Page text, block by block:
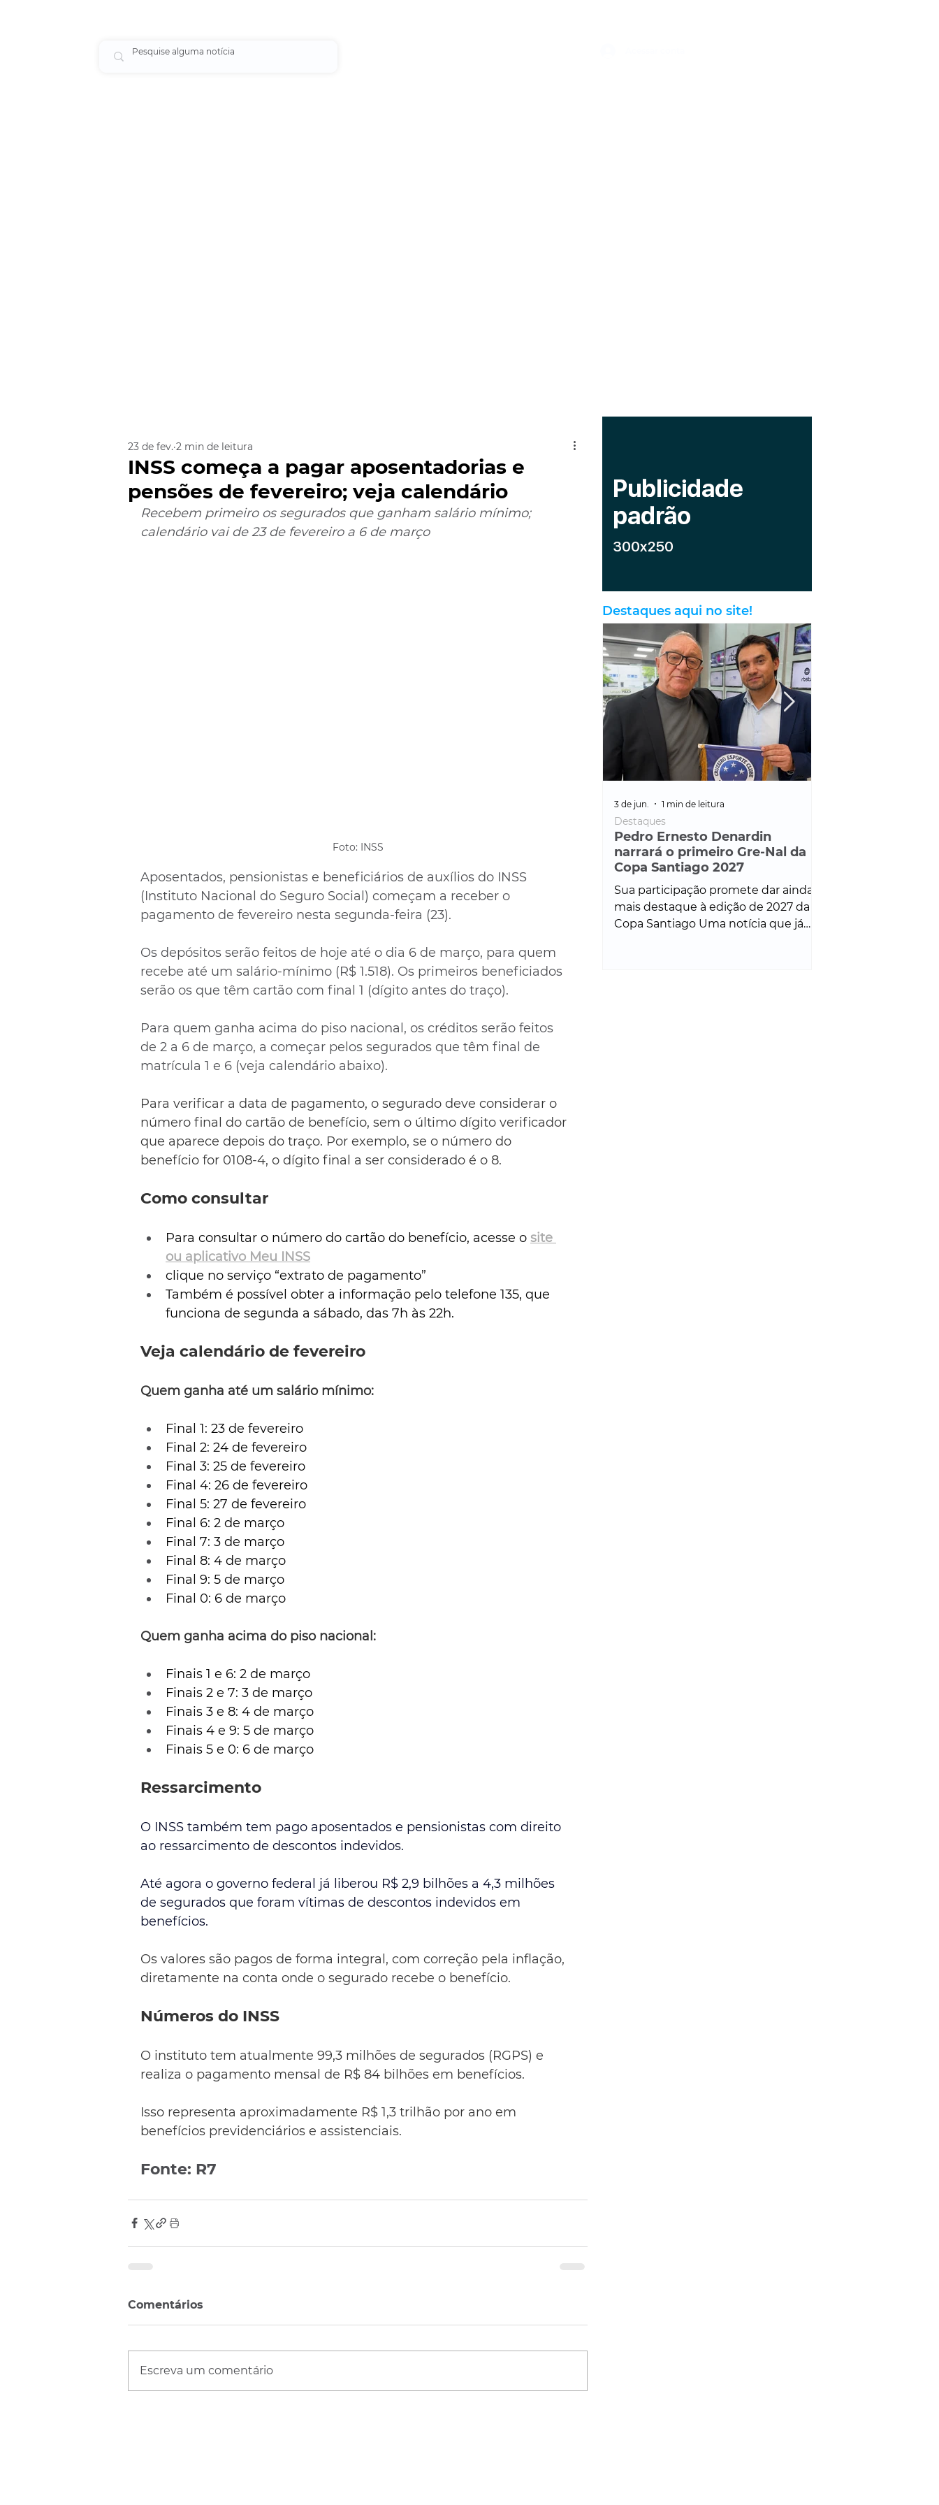
INSS começa a pagar aposentadorias e
pensões de fevereiro; veja calendário
23 de fev. 2 min de leitura
Recebem primeiro os segurados que ganham salário mínimo;
calendário vai de 23 de fevereiro a 6 de março
Foto: INSS
Aposentados, pensionistas e beneficiários de auxílios do INSS
(Instituto Nacional do Seguro Social) começam a receber o
pagamento de fevereiro nesta segunda-feira (23).
Os depósitos serão feitos de hoje até o dia 6 de março, para quem
recebe até um salário-mínimo (R$ 1.518). Os primeiros beneficiados
serão os que têm cartão com final 1 (dígito antes do traço).
Para quem ganha acima do piso nacional, os créditos serão feitos
de 2 a 6 de março, a começar pelos segurados que têm final de
matrícula 1 e 6 (veja calendário abaixo).
Para verificar a data de pagamento, o segurado deve considerar o
número final do cartão de benefício, sem o último dígito verificador
que aparece depois do traço. Por exemplo, se o número do
benefício for 0108-4, o dígito final a ser considerado é o 8.
Como consultar
Para consultar o número do cartão do benefício, acesse o site
ou aplicativo Meu INSS
clique no serviço “extrato de pagamento”
Também é possível obter a informação pelo telefone 135, que
funciona de segunda a sábado, das 7h às 22h.
Veja calendário de fevereiro
Quem ganha até um salário mínimo:
Final 1: 23 de fevereiro
Final 2: 24 de fevereiro
Final 3: 25 de fevereiro
Final 4: 26 de fevereiro
Final 5: 27 de fevereiro
Final 6: 2 de março
Final 7: 3 de março
Final 8: 4 de março
Final 9: 5 de março
Final 0: 6 de março
Quem ganha acima do piso nacional:
Finais 1 e 6: 2 de março
Finais 2 e 7: 3 de março
Finais 3 e 8: 4 de março
Finais 4 e 9: 5 de março
Finais 5 e 0: 6 de março
Ressarcimento
O INSS também tem pago aposentados e pensionistas com direito
ao ressarcimento de descontos indevidos.
Até agora o governo federal já liberou R$ 2,9 bilhões a 4,3 milhões
de segurados que foram vítimas de descontos indevidos em
benefícios.
Os valores são pagos de forma integral, com correção pela inflação,
diretamente na conta onde o segurado recebe o benefício.
Números do INSS
O instituto tem atualmente 99,3 milhões de segurados (RGPS) e
realiza o pagamento mensal de R$ 84 bilhões em benefícios.
Isso representa aproximadamente R$ 1,3 trilhão por ano em
benefícios previdenciários e assistenciais.
Fonte: R7
Comentários
Escreva um comentário
Destaques aqui no site!
Pedro Ernesto Denardin
narrará o primeiro Gre-Nal da
Copa Santiago 2027
Sua participação promete dar ainda
mais destaque à edição de 2027 da
Copa Santiago Uma notícia que já
Destaques
3 de jun. 1 min de leitura